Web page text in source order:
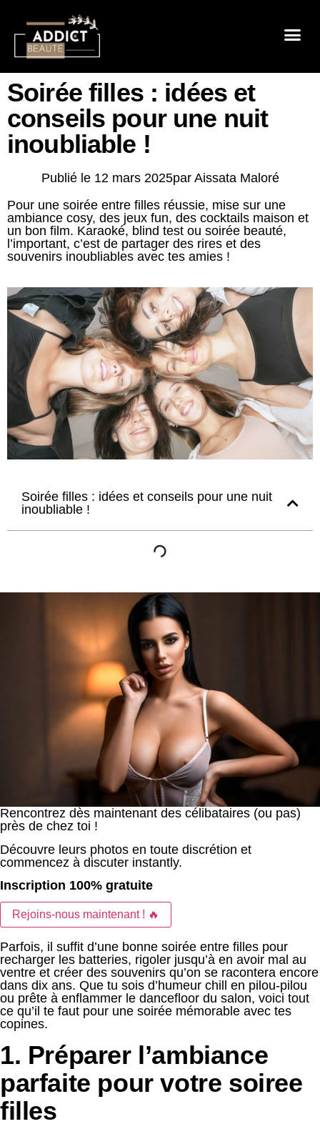
Soirée filles : idées et
conseils pour une nuit
inoubliable !
Publié le 12 mars 2025par Aissata Maloré
Pour une soirée entre filles réussie, mise sur une
ambiance cosy, des jeux fun, des cocktails maison et
un bon film. Karaoké, blind test ou soirée beauté,
l’important, c’est de partager des rires et des
souvenirs inoubliables avec tes amies !
Soirée filles : idées et conseils pour une nuit
inoubliable !
Rencontrez dès maintenant des célibataires (ou pas)
près de chez toi !
Découvre leurs photos en toute discrétion et
commencez à discuter instantly.
Inscription 100% gratuite
Rejoins-nous maintenant ! 🔥
Parfois, il suffit d’une bonne soirée entre filles pour
recharger les batteries, rigoler jusqu’à en avoir mal au
ventre et créer des souvenirs qu’on se racontera encore
dans dix ans. Que tu sois d’humeur chill en pilou-pilou
ou prête à enflammer le dancefloor du salon, voici tout
ce qu’il te faut pour une soirée mémorable avec tes
copines.
1. Préparer l’ambiance
parfaite pour votre soiree
filles